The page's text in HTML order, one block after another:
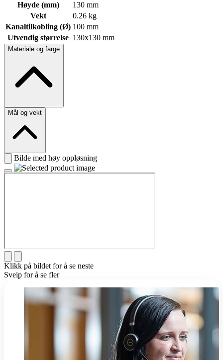
Høyde (mm)
130 mm
Vekt
0.26 kg
Kanaltilkobling (Ø) 100 mm
Utvendig størrelse 130x130 mm
Materiale og farge
Mål og vekt
Bilde med høy oppløsning
Klikk på bildet for å se neste
Sveip for å se fler